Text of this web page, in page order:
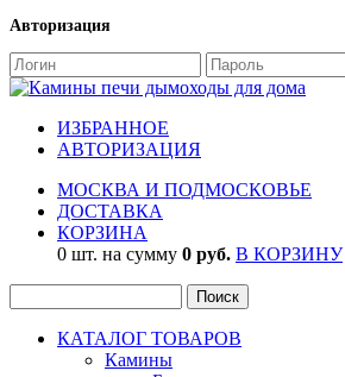
Авторизация
ИЗБРАННОЕ
АВТОРИЗАЦИЯ
МОСКВА И ПОДМОСКОВЬЕ
ДОСТАВКА
КОРЗИНА
0 шт. на сумму 0 руб. В КОРЗИНУ
КАТАЛОГ ТОВАРОВ
Камины